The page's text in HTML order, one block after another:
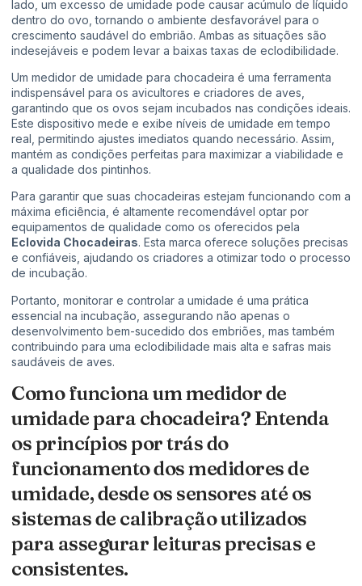
lado, um excesso de umidade pode causar acúmulo de líquido
dentro do ovo, tornando o ambiente desfavorável para o
crescimento saudável do embrião. Ambas as situações são
indesejáveis e podem levar a baixas taxas de eclodibilidade.
Um medidor de umidade para chocadeira é uma ferramenta
indispensável para os avicultores e criadores de aves,
garantindo que os ovos sejam incubados nas condições ideais.
Este dispositivo mede e exibe níveis de umidade em tempo
real, permitindo ajustes imediatos quando necessário. Assim,
mantém as condições perfeitas para maximizar a viabilidade e
a qualidade dos pintinhos.
Para garantir que suas chocadeiras estejam funcionando com a
máxima eficiência, é altamente recomendável optar por
equipamentos de qualidade como os oferecidos pela
Eclovida Chocadeiras. Esta marca oferece soluções precisas
e confiáveis, ajudando os criadores a otimizar todo o processo
de incubação.
Portanto, monitorar e controlar a umidade é uma prática
essencial na incubação, assegurando não apenas o
desenvolvimento bem-sucedido dos embriões, mas também
contribuindo para uma eclodibilidade mais alta e safras mais
saudáveis de aves.
Como funciona um medidor de
umidade para chocadeira? Entenda
os princípios por trás do
funcionamento dos medidores de
umidade, desde os sensores até os
sistemas de calibração utilizados
para assegurar leituras precisas e
consistentes.